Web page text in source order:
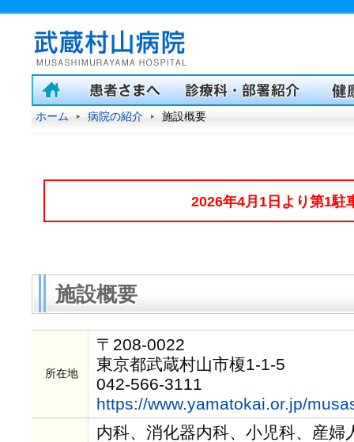
ホーム 病院の紹介 施設概要
2026年4月1日より第1駐
施設概要
所在地
〒208-0022
東京都武蔵村山市榎1-1-5
042-566-3111
https://www.yamatokai.or.jp/
内科、消化器内科、小児科、産婦